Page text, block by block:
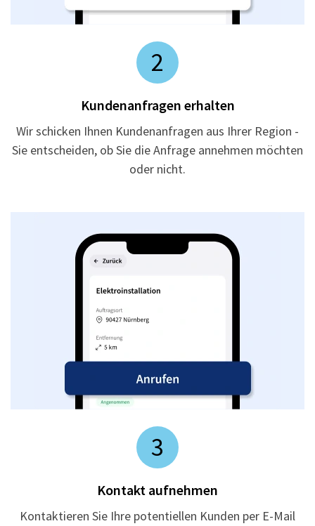
2
Kundenanfragen erhalten
Wir schicken Ihnen Kundenanfragen aus Ihrer Region -
Sie entscheiden, ob Sie die Anfrage annehmen möchten
oder nicht.
3
Kontakt aufnehmen
Kontaktieren Sie Ihre potentiellen Kunden per E-Mail